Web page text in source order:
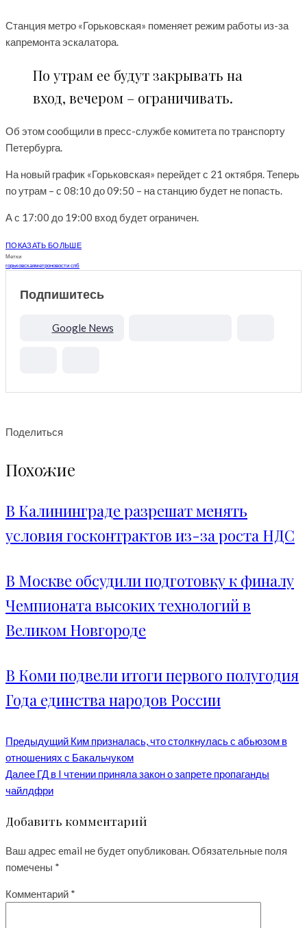
Станция метро «Горьковская» поменяет режим работы из-за
капремонта эскалатора.
По утрам ее будут закрывать на
вход, вечером – ограничивать.
Об этом сообщили в пресс-службе комитета по транспорту
Петербурга.
На новый график «Горьковская» перейдет с 21 октября. Теперь
по утрам – с 08:10 до 09:50 – на станцию будет не попасть.
А с 17:00 до 19:00 вход будет ограничен.
ПОКАЗАТЬ БОЛЬШЕ
Метки
горьковскаяметроновости спб
Подпишитесь
Google News
Поделиться
Похожие
В Калининграде разрешат менять
условия госконтрактов из-за роста НДС
В Москве обсудили подготовку к финалу
Чемпионата высоких технологий в
Великом Новгороде
В Коми подвели итоги первого полугодия
Года единства народов России
Предыдущий Ким призналась, что столкнулась с абьюзом в
отношениях с Бакальчуком
Далее ГД в I чтении приняла закон о запрете пропаганды
чайлдфри
Добавить комментарий
Ваш адрес email не будет опубликован.Обязательные поля
помечены *
Комментарий *